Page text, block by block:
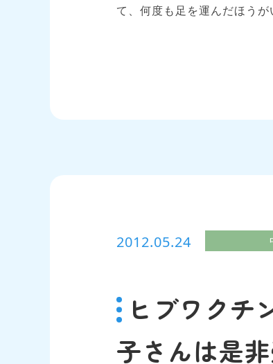
て、何度も足を運んだほう
2012.05.24
ヒブワクチ
子さんは是